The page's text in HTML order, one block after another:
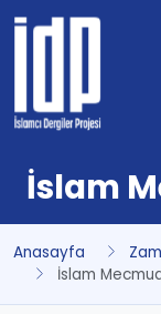
İslam
Anasayfa
İslam